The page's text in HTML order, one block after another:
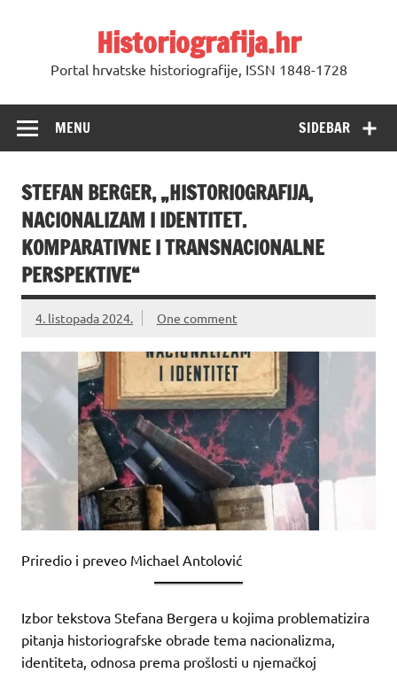
Historiografija.hr
Portal hrvatske historiografije, ISSN 1848-1728
SIDEBAR
MENU
STEFAN BERGER, „HISTORIOGRAFIJA,
NACIONALIZAM I IDENTITET.
KOMPARATIVNE I TRANSNACIONALNE
PERSPEKTIVE“
4. listopada 2024. One comment
Priredio i preveo Michael Antolović
Izbor tekstova Stefana Bergera u kojima problematizira
pitanja historiografske obrade tema nacionalizma,
identiteta, odnosa prema prošlosti u njemačkoj